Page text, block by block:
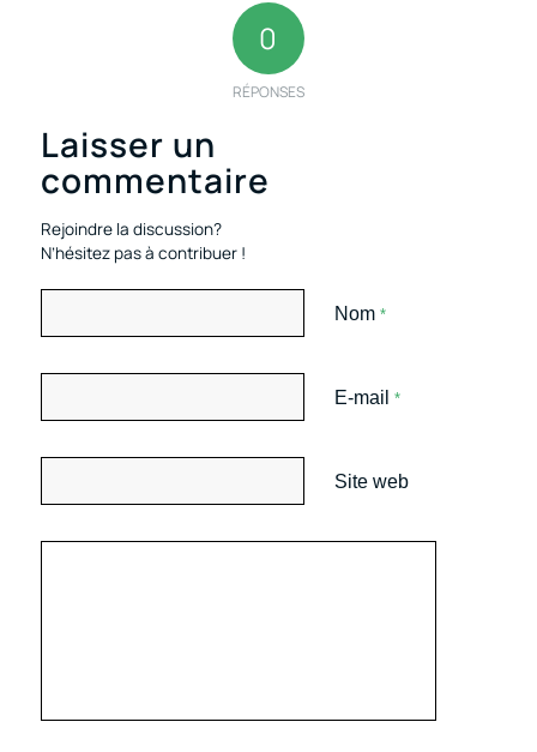
0
RÉPONSES
Laisser un
commentaire
Rejoindre la discussion?
N’hésitez pas à contribuer !
Nom *
E-mail *
Site web